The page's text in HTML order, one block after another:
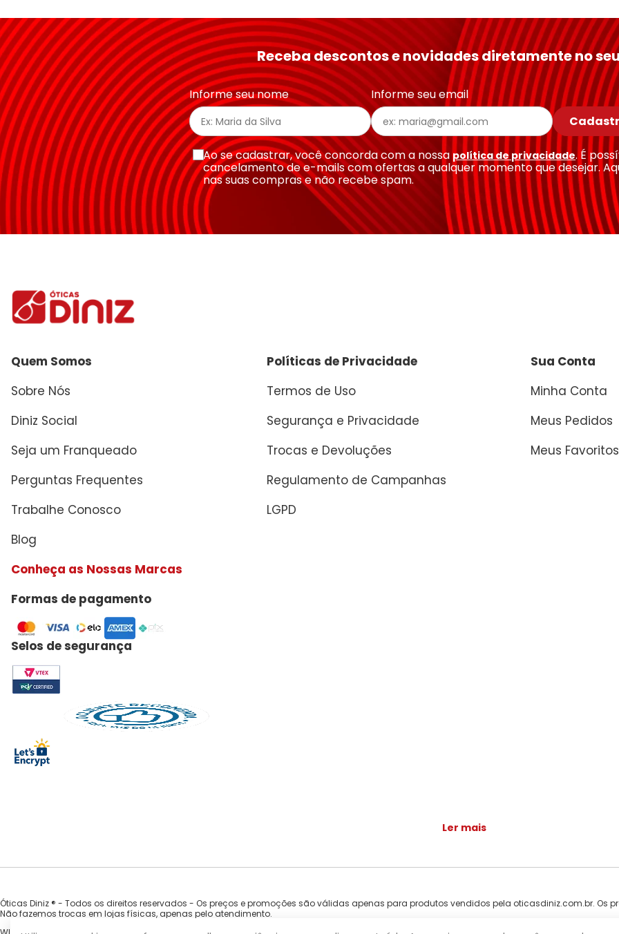
★★★★★
Seu nome
Endereço de email
Escreva uma avaliação
Receba descontos e novidades diretamente no
Informe seu nome
Informe seu email
Ao se cadastrar, você concorda com a nossa política de privacidade. É
cancelamento de e-mails com ofertas a qualquer momento que desejar.
nas suas compras e não recebe spam.
Quem Somos
Sobre Nós
Diniz Social
Seja um Franqueado
Perguntas Frequentes
Trabalhe Conosco
Blog
Conheça as Nossas Marcas
Políticas de Privacidade
Termos de Uso
Segurança e Privacidade
Trocas e Devoluções
Regulamento de Campanhas
LGPD
Sua Conta
Minha Conta
Meus Pedidos
Meus Favoritos
Formas de pagamento
Selos de segurança
Ler mais
Óticas Diniz ® - Todos os direitos reservados - Os preços e promoções são válidas apenas para produtos vendidos pela oticasdiniz.com.br. Os
Não fazemos trocas em lojas físicas, apenas pelo atendimento.